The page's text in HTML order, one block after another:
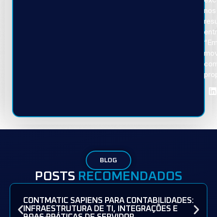
nos
BLOG
POSTS RECOMENDADOS
CONTMATIC SAPIENS PARA CONTABILIDADES:
INFRAESTRUTURA DE TI, INTEGRAÇÕES E